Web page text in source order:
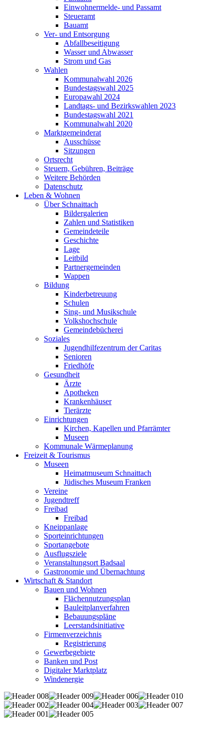
Einwohnermelde- und Passamt
Steueramt
Bauamt
Ver- und Entsorgung
Abfallbeseitigung
Wasser und Abwasser
Strom und Gas
Wahlen
Kommunalwahl 2026
Bundestagswahl 2025
Europawahl 2024
Landtags- und Bezirkswahlen 2023
Bundestagswahl 2021
Kommunalwahl 2020
Marktgemeinderat
Ausschüsse
Sitzungen
Ortsrecht
Steuern, Gebühren, Beiträge
Weitere Behörden
Datenschutz
Leben & Wohnen
Über Schnaittach
Bildergalerien
Zahlen und Statistiken
Gemeindeteile
Geschichte
Lage
Leitbild
Partnergemeinden
Wappen
Bildung
Kinderbetreuung
Schulen
Sing- und Musikschule
Volkshochschule
Gemeindebücherei
Soziales
Jugendhilfezentrum der Caritas
Senioren
Friedhöfe
Gesundheit
Ärzte
Apotheken
Krankenhäuser
Tierärzte
Einrichtungen
Kirchen, Kapellen und Pfarrämter
Museen
Kommunale Wärmeplanung
Freizeit & Tourismus
Museen
Heimatmuseum Schnaittach
Jüdisches Museum Franken
Vereine
Jugendtreff
Freibad
Freibad
Kneippanlage
Sporteinrichtungen
Sportangebote
Ausflugsziele
Veranstaltungsort Badsaal
Gastronomie und Übernachtung
Wirtschaft & Standort
Bauen und Wohnen
Flächennutzungsplan
Bauleitplanverfahren
Bebauungspläne
Leerstandsinitiative
Firmenverzeichnis
Registrierung
Gewerbegebiete
Banken und Post
Digitaler Marktplatz
Windenergie